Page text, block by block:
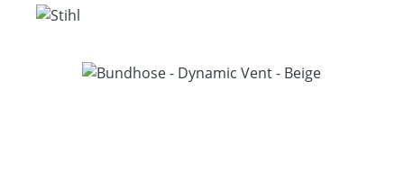
Bildergalerie überspringen